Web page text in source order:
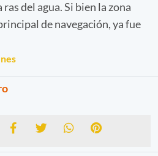
del agua. Si bien la zona
de navegación, ya fue